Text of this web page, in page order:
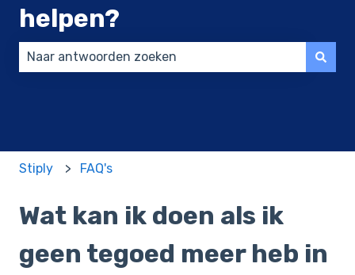
helpen?
Stiply FAQ's
Wat kan ik doen als ik
geen tegoed meer heb in